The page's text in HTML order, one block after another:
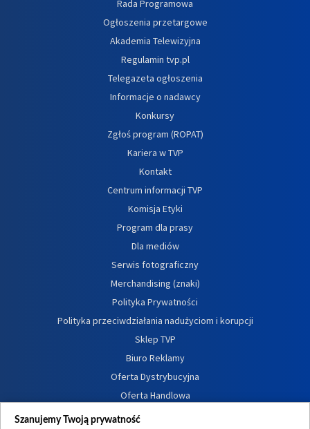
Rada Programowa
Ogłoszenia przetargowe
Akademia Telewizyjna
Regulamin tvp.pl
Telegazeta ogłoszenia
Informacje o nadawcy
Konkursy
Zgłoś program (ROPAT)
Kariera w TVP
Kontakt
Centrum informacji TVP
Komisja Etyki
Program dla prasy
Dla mediów
Serwis fotograficzny
Merchandising (znaki)
Polityka Prywatności
Polityka przeciwdziałania nadużyciom i korupcji
Sklep TVP
Biuro Reklamy
Oferta Dystrybucyjna
Oferta Handlowa
Dostępność
Szanujemy Twoją prywatność